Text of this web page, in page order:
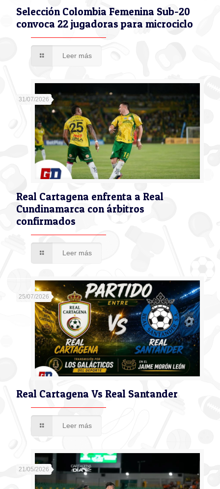
Selección Colombia Femenina Sub-20
convoca 22 jugadoras para microciclo
Leer más
31/07/2026
Real Cartagena enfrenta a Real
Cundinamarca con árbitros
confirmados
Leer más
25/07/2026
Real Cartagena Vs Real Santander
Leer más
21/05/2026